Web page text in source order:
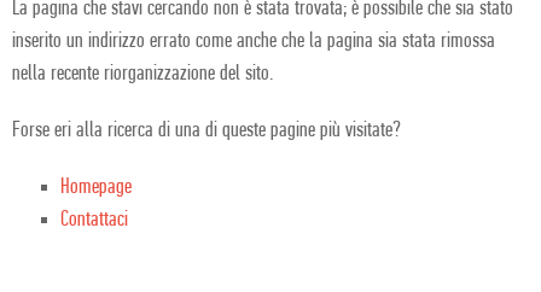
La pagina che stavi cercando non è stata trovata; è possibile che sia stato
inserito un indirizzo errato come anche che la pagina sia stata rimossa
nella recente riorganizzazione del sito.
Forse eri alla ricerca di una di queste pagine più visitate?
Homepage
Contattaci